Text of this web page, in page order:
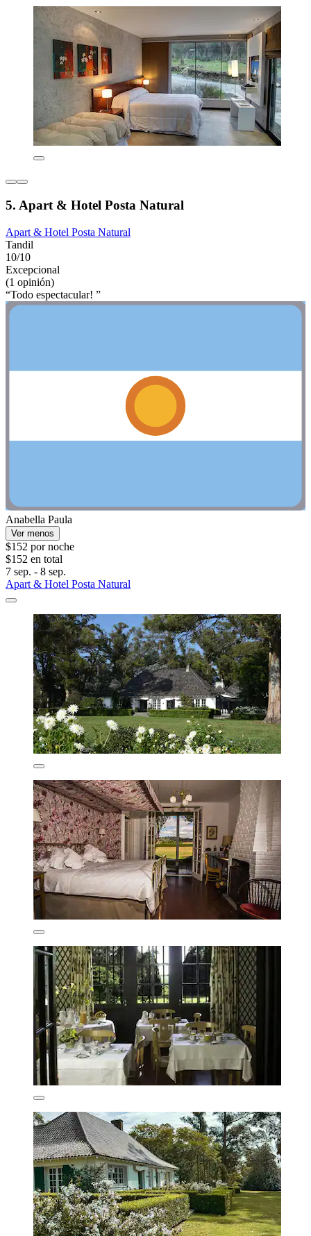
5. Apart & Hotel Posta Natural
Apart & Hotel Posta Natural
Tandil
10/10
Excepcional
(1 opinión)
“Todo espectacular! ”
Anabella Paula
Ver menos
$152 por noche
$152 en total
7 sep. - 8 sep.
Apart & Hotel Posta Natural